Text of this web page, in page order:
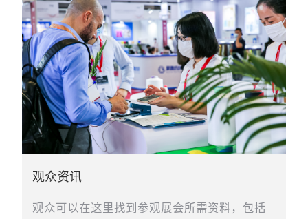
观众资讯
观众可以在这里找到参观展会所需资料，包括